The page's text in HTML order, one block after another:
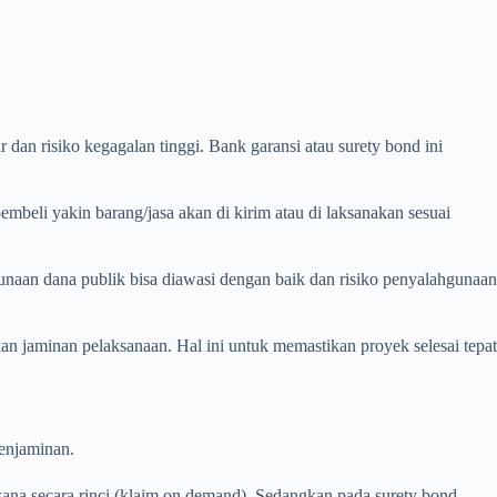
risiko kegagalan tinggi. Bank garansi atau surety bond ini
yakin barang/jasa akan di kirim atau di laksanakan sesuai
dana publik bisa diawasi dengan baik dan risiko penyalahgunaan
jaminan pelaksanaan. Hal ini untuk memastikan proyek selesai tepat